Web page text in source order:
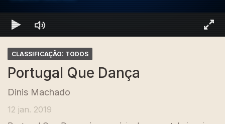
CLASSIFICAÇÃO: TODOS
Portugal Que Dança
Dinis Machado
12 jan. 2019